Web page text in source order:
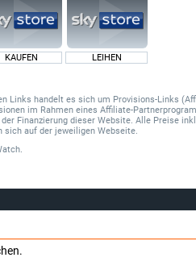
KAUFEN LEIHEN
Links handelt es sich um Provisions-Links
im Rahmen eines Affiliate-
Finanzierung dieser Website. Alle Preise
sich auf der jeweiligen Webseite.